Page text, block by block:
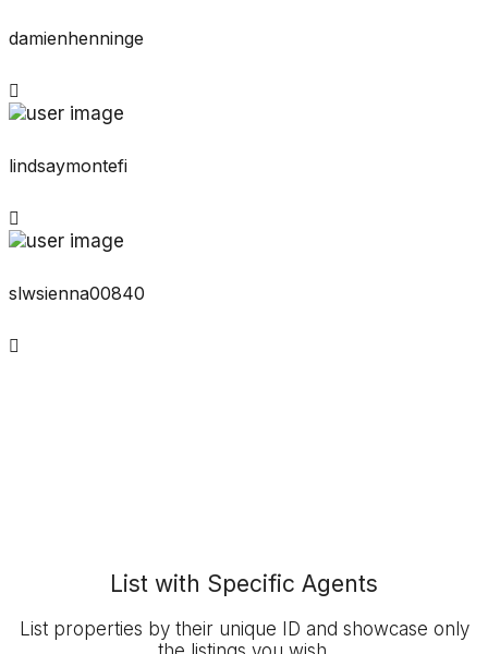
damienhenninge
lindsaymontefi
slwsienna00840
List with Specific Agents
List properties by their unique ID and showcase only